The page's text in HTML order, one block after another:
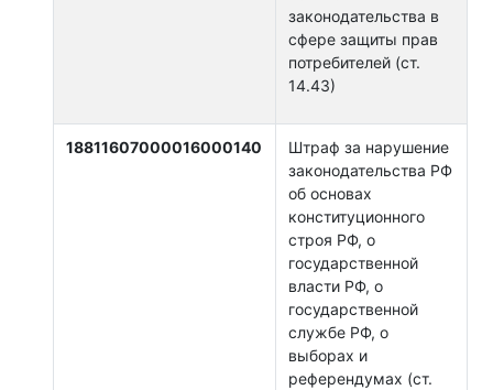
законодательства в
сфере защиты прав
потребителей (ст.
14.43)
18811607000016000140
Штраф за нарушение
законодательства РФ
об основах
конституционного
строя РФ, о
государственной
власти РФ, о
государственной
службе РФ, о
выборах и
референдумах (ст.